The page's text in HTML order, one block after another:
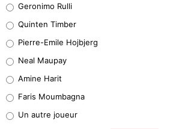
32%
5%
1%
9%
Geronimo Rulli
Quinten Timber
Pierre-Emile Hojbjerg
Neal Maupay
Amine Harit
Faris Moumbagna
Un autre joueur